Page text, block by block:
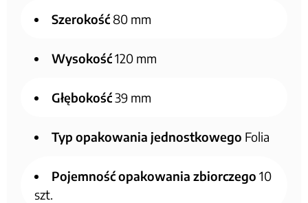
Szerokość 80 mm
Wysokość120 mm
Głębokość39 mm
Typ opakowania jednostkowego Folia
Pojemność opakowania zbiorczego 10
szt.